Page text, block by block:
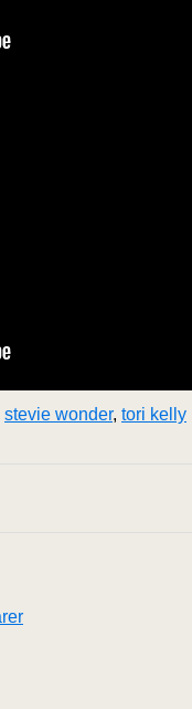
stevie wonder, tori kelly